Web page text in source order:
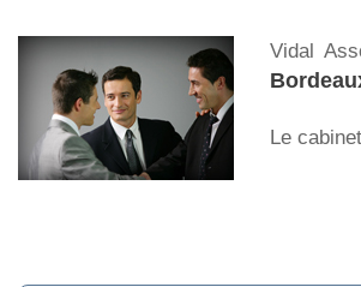
Vidal
Le